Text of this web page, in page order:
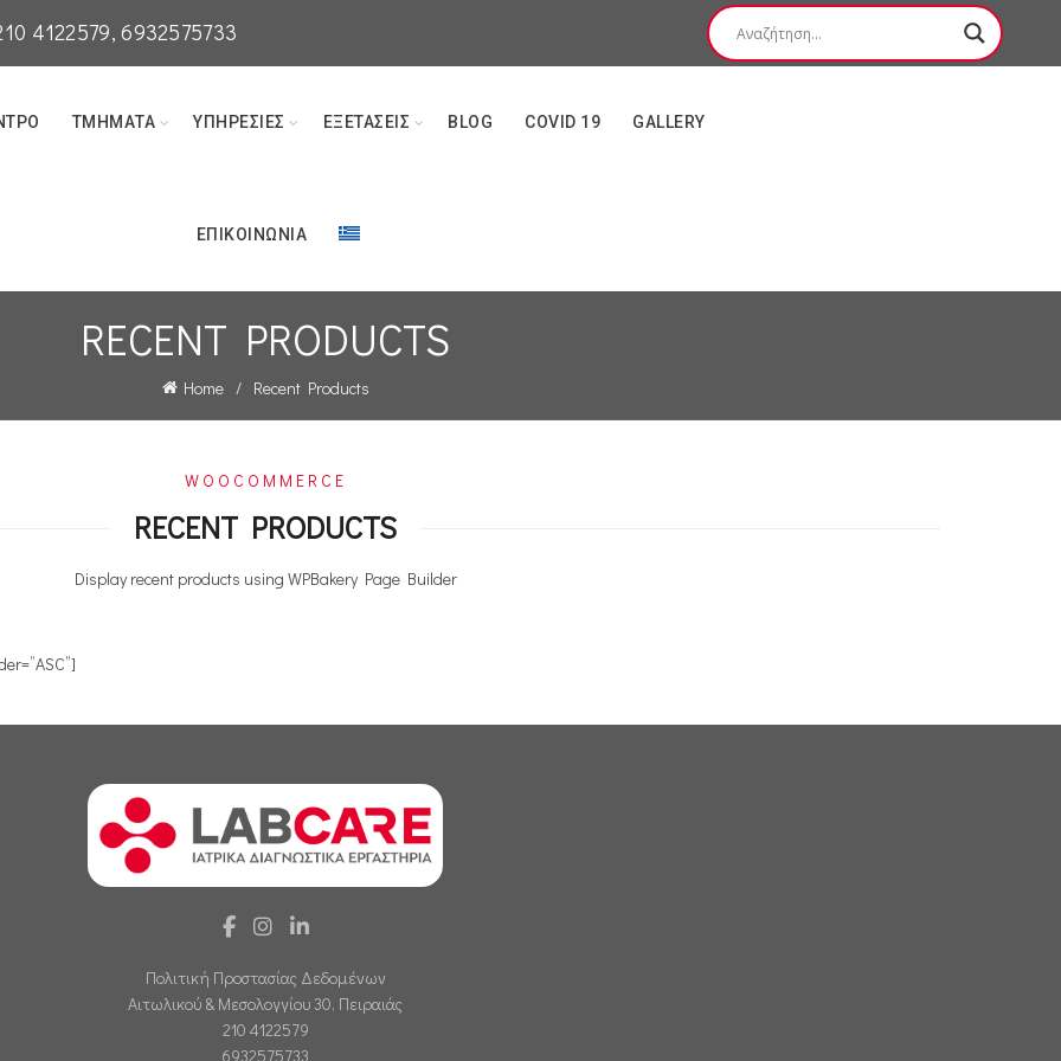
4122579, 6932575733
ΤΜΉΜΑΤΑ ΥΠΗΡΕΣΊΕΣ ΕΞΕΤΆΣΕΙΣ BLOG COVID 19 GALLERY
ΕΠΙΚΟΙΝΩΝΊΑ
RECENT PRODUCTS
Home Recent Products
WOOCOMMERCE
RECENT PRODUCTS
Display recent products using WPBakery Page Builder
Πολιτική Προστασίας Δεδομένων
Αιτωλικού & Μεσολογγίου 30, Πειραιάς
210 4122579
6932575733